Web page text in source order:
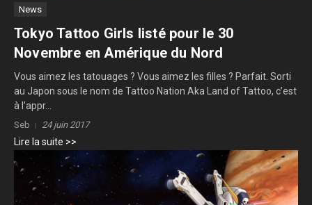
News
Tokyo Tattoo Girls listé pour le 30
Novembre en Amérique du Nord
Vous aimez les tatouages ? Vous aimez les filles ? Parfait. Sorti
au Japon sous le nom de Tattoo Nation Aka Land of Tattoo, c’est
à l’appr...
Seb 24 juin 2017
Lire la suite >>